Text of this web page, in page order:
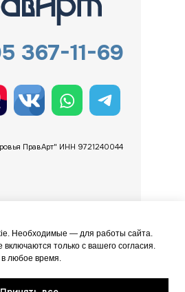
сайта - NAGOVITSIN
территории РФ организация META
*
367-11-69
ПравАрт" ИНН 9721240044
Необходимые — для работы сайта.
только с вашего согласия.
любое время.